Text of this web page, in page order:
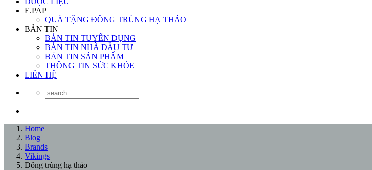
E.PAP
QUÀ TẶNG ĐÔNG TRÙNG HẠ THẢO
BẢN TIN
BẢN TIN TUYỂN DỤNG
BẢN TIN NHÀ ĐẦU TƯ
BẢN TIN SẢN PHẨM
THÔNG TIN SỨC KHỎE
LIÊN HỆ
Home
Blog
Brands
Vikings
Đông trùng hạ thảo